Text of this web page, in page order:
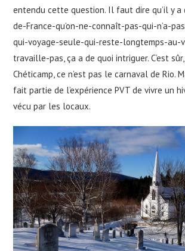
entendu cette question. Il faut dire qu’il y a
de-France-qu’on-ne-connaît-pas-qui-n’a-
qui-voyage-seule-qui-reste-longtemps-
travaille-pas, ça a de quoi intriguer. C’est sûr,
Chéticamp, ce n’est pas le carnaval de Rio.
fait partie de l’expérience PVT de vivre un
vécu par les locaux.